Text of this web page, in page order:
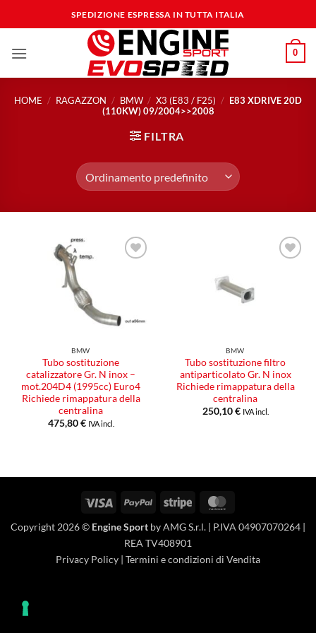
ai
SPEDIZIONE ESPRESSA IN TUTTA ITALIA
0
HOME / RAGAZZON / BMW / X3 (E83 / F25) / E83 XDRIVE 20D
(110KW) 09/2004>>2008
FILTRA
BMW
Tubo sostituzione
catalizzatore Gr. N inox –
mot.204D4 (1995cc) Euro4
Richiede rimappatura della
centralina
475,80€ IVA incl.
BMW
Tubo sostituzione filtro
antiparticolato Gr. N inox
Richiede rimappatura della
centralina
250,10€ IVA incl.
Visa PayPal Stripe
Copyright 2026 © Engine Sport by AMG S.r.l. | P.IVA 04907070264 |
REA TV408901
Privacy Policy | Termini e condizioni di Vendita